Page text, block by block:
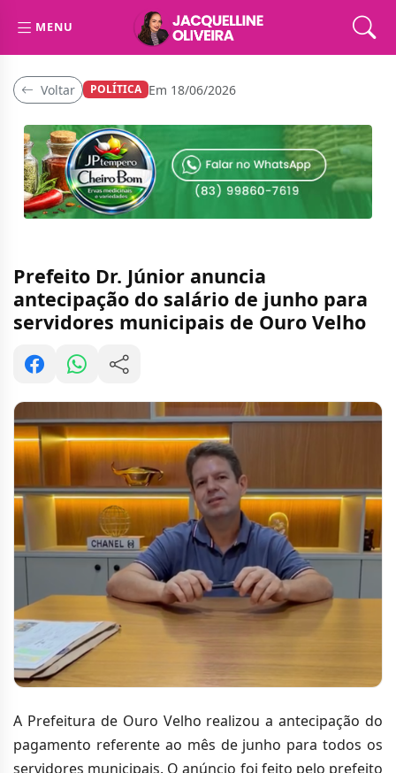
MENU
Voltar POLÍTICA Em 18/06/2026
Prefeito Dr. Júnior anuncia
antecipação do salário de junho para
servidores municipais de Ouro Velho
A Prefeitura de Ouro Velho realizou a antecipação do
pagamento referente ao mês de junho para todos os
servidores municipais. O anúncio foi feito pelo prefeito